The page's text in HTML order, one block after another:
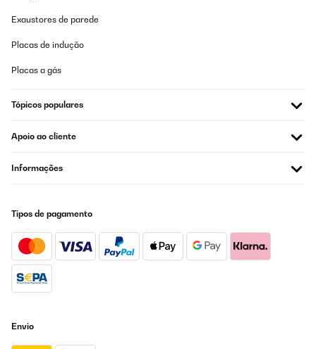
Exaustores de parede
Placas de indução
Placas a gás
Tópicos populares
Apoio ao cliente
Informações
Tipos de pagamento
Envio